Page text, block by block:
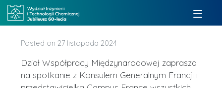
Posted on 27 listopada 2024
Dział Współpracy Międzynarodowej zaprasza
na spotkanie z Konsulem Generalnym Francji i